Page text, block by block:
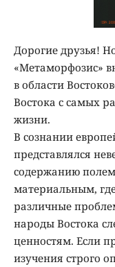
Дорогие друзья!
«Метаморфозис»
в области
Востока с самых
жизни.
В сознании
представлялся
содержанию
материальным,
различные
народы Востока
ценностям. Если
изучения строго